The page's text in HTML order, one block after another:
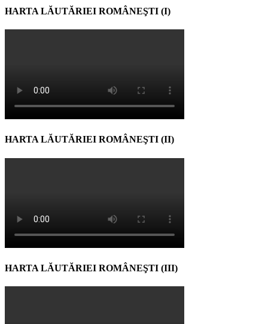
HARTA LĂUTĂRIEI ROMÂNEŞTI (I)
HARTA LĂUTĂRIEI ROMÂNEŞTI (II)
HARTA LĂUTĂRIEI ROMÂNEŞTI (III)